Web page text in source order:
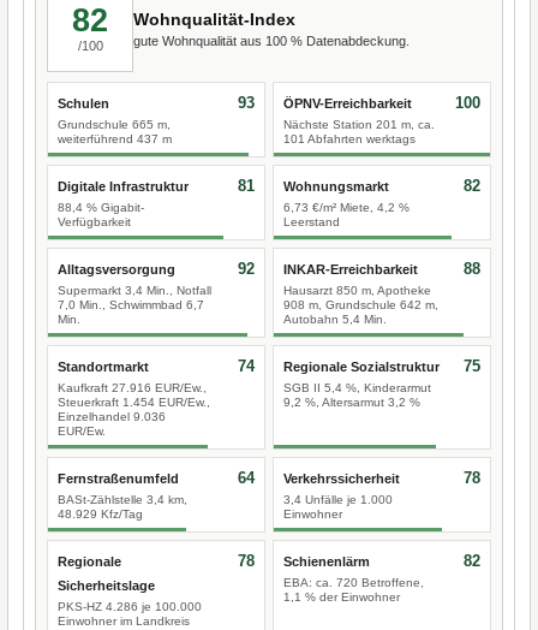
82
/100
Wohnqualität-Index
gute Wohnqualität aus 100 % Datenabdeckung.
Schulen
Grundschule 665 m,
weiterführend 437 m
93 ÖPNV-Erreichbarkeit
Nächste Station 201 m, ca.
101 Abfahrten werktags
100
Digitale Infrastruktur
88,4 % Gigabit-
Verfügbarkeit
81 Wohnungsmarkt
6,73 €/m² Miete, 4,2 %
Leerstand
82
Alltagsversorgung
Supermarkt 3,4 Min., Notfall
7,0 Min., Schwimmbad 6,7
Min.
92 INKAR-Erreichbarkeit
Hausarzt 850 m, Apotheke
908 m, Grundschule 642 m,
Autobahn 5,4 Min.
88
Standortmarkt
Kaufkraft 27.916 EUR/Ew.,
Steuerkraft 1.454 EUR/Ew.,
Einzelhandel 9.036
EUR/Ew.
74 Regionale Sozialstruktur
SGB II 5,4 %, Kinderarmut
9,2 %, Altersarmut 3,2 %
75
Fernstraßenumfeld
BASt-Zählstelle 3,4 km,
48.929 Kfz/Tag
64 Verkehrssicherheit
3,4 Unfälle je 1.000
Einwohner
78
Regionale
Sicherheitslage
PKS-HZ 4.286 je 100.000
Einwohner im Landkreis
78 Schienenlärm
EBA: ca. 720 Betroffene,
1,1 % der Einwohner
82